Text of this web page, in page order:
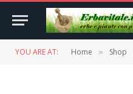
YOU ARE AT: Home » Shop